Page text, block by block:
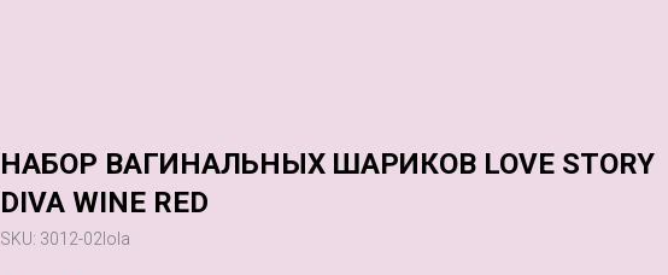
НАБОР ВАГИНАЛЬНЫХ ШАРИКОВ LOVE STORY
DIVA WINE RED
SKU: 3012-02lola